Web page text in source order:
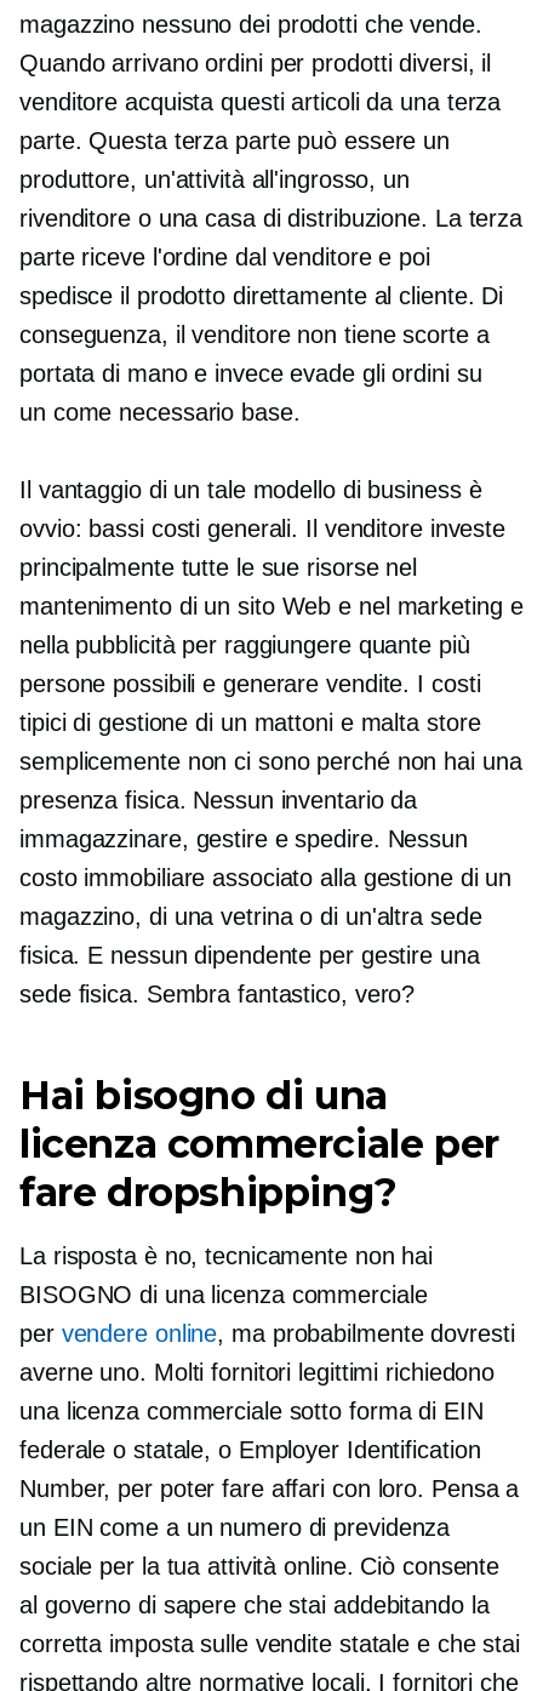
magazzino nessuno dei prodotti che vende.
Quando arrivano ordini per prodotti diversi, il
venditore acquista questi articoli da una terza
parte. Questa terza parte può essere un
produttore, un'attività all'ingrosso, un
rivenditore o una casa di distribuzione. La terza
parte riceve l'ordine dal venditore e poi
spedisce il prodotto direttamente al cliente. Di
conseguenza, il venditore non tiene scorte a
portata di mano e invece evade gli ordini su
un come necessario base.
Il vantaggio di un tale modello di business è
ovvio: bassi costi generali. Il venditore investe
principalmente tutte le sue risorse nel
mantenimento di un sito Web e nel marketing e
nella pubblicità per raggiungere quante più
persone possibili e generare vendite. I costi
tipici di gestione di un mattoni e malta store
semplicemente non ci sono perché non hai una
presenza fisica. Nessun inventario da
immagazzinare, gestire e spedire. Nessun
costo immobiliare associato alla gestione di un
magazzino, di una vetrina o di un'altra sede
fisica. E nessun dipendente per gestire una
sede fisica. Sembra fantastico, vero?
Hai bisogno di una
licenza commerciale per
fare dropshipping?
La risposta è no, tecnicamente non hai
BISOGNO di una licenza commerciale
per vendere online, ma probabilmente dovresti
averne uno. Molti fornitori legittimi richiedono
una licenza commerciale sotto forma di EIN
federale o statale, o Employer Identification
Number, per poter fare affari con loro. Pensa a
un EIN come a un numero di previdenza
sociale per la tua attività online. Ciò consente
al governo di sapere che stai addebitando la
corretta imposta sulle vendite statale e che stai
rispettando altre normative locali. I fornitori che